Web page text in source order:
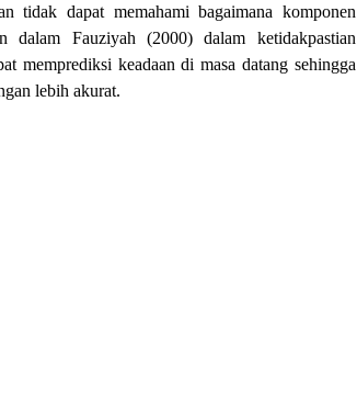
dapat memahami bagaimana komponen
Fauziyah (2000) dalam ketidakpastian
memprediksi keadaan di masa datang sehingga
lebih akurat.